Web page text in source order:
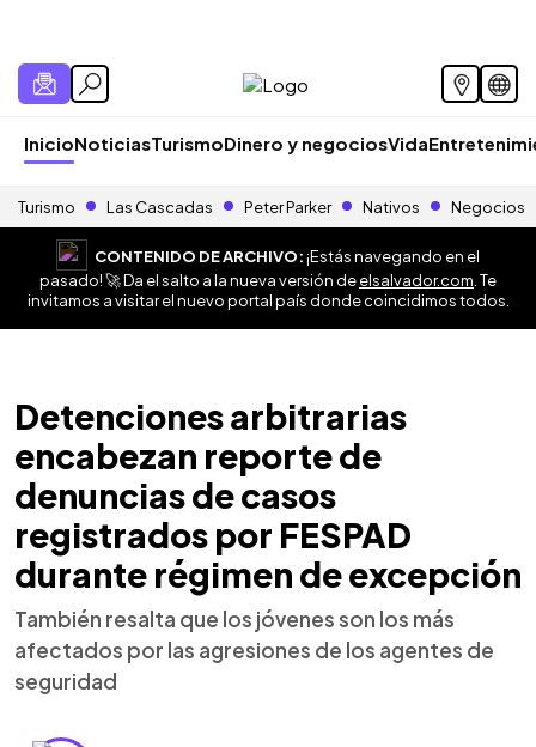
InicioNoticiasTurismoDinero y negociosVida
Turismo Las Cascadas Peter Parker Nativos Negocios
CONTENIDO DE ARCHIVO:¡Estás navegando en el
pasado! 🚀 Da el salto a la nueva versión deelsalvador.com . Te
invitamos a visitar el nuevo portal país donde coincidimos todos.
Detenciones arbitrarias
encabezan reporte de
denuncias de casos
registrados por FESPAD
durante régimen de excepción
También resalta que los jóvenes son los más
afectados por las agresiones de los agentes de
seguridad